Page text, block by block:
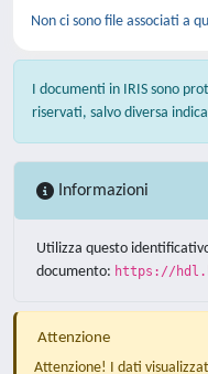
Non ci sono file associati a
I documenti in IRIS sono
riservati, salvo diversa
Informazioni
Utilizza questo
documento: https://
Attenzione
Attenzione! I dati